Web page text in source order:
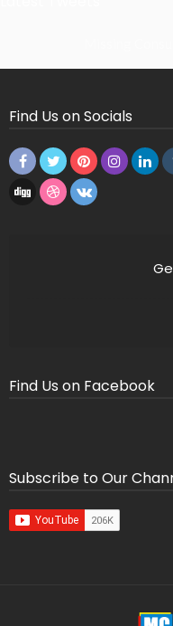
Find Us on Socials
Find Us on Facebook
Subscribe to Our